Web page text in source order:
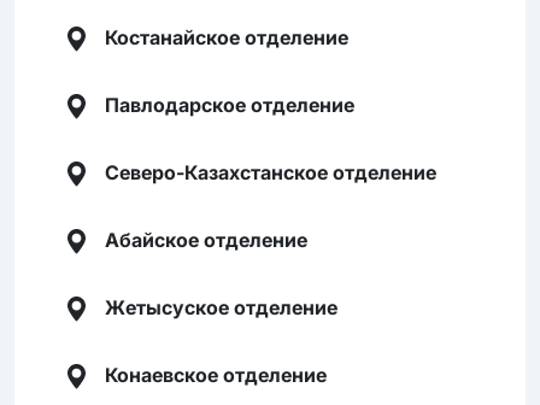
Костанайское отделение
Павлодарское отделение
Северо-Казахстанское отделение
Абайское отделение
Жетысуское отделение
Конаевское отделение